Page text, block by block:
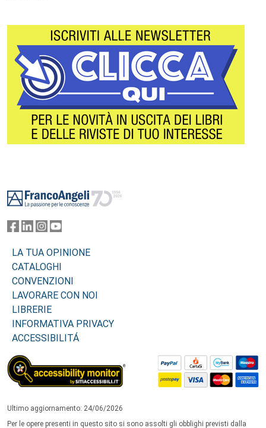
LA TUA OPINIONE
CATALOGHI
CONVENZIONI
LAVORARE CON NOI
LIBRERIE
INFORMATIVA PRIVACY
ACCESSIBILITÁ
Ultimo aggiornamento: 24/06/2026
Per le opere presenti in questo sito si sono assolti gli obblighi previsti dalla